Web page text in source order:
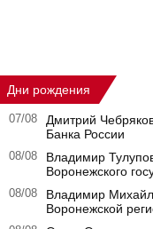
Дни рождения
07/08
Дмитрий
Банка России
08/08
Владимир
Воронежского
08/08
Владимир
Воронежской